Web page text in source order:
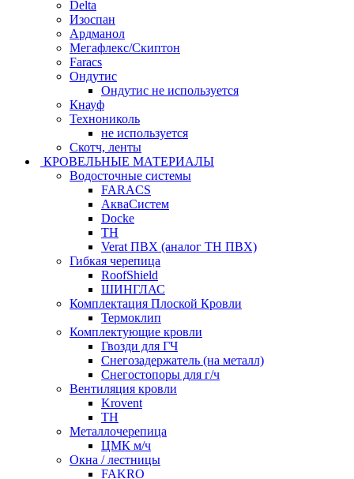
Delta
Изоспан
Ардманол
Мегафлекс/Скиптон
Faracs
Ондутис
Ондутис не используется
Кнауф
Технониколь
не используется
Скотч, ленты
КРОВЕЛЬНЫЕ МАТЕРИАЛЫ
Водосточные системы
FARACS
АкваСистем
Docke
ТН
Verat ПВХ (аналог ТН ПВХ)
Гибкая черепица
RoofShield
ШИНГЛАС
Комплектация Плоской Кровли
Термоклип
Комплектующие кровли
Гвозди для ГЧ
Снегозадержатель (на металл)
Снегостопоры для г/ч
Вентиляция кровли
Krovent
ТН
Металлочерепица
ЦМК м/ч
Окна / лестницы
FAKRO